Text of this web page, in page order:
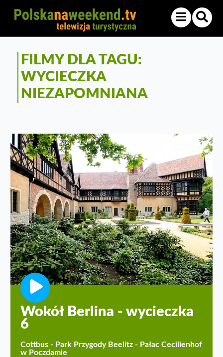
FILMY DLA TAGU:
WYCIECZKA
NIEZAPOMNIANA
Wokół Berlina - wycieczka
6
Cottbus - Park Przygody Beelitz - Pałac Cecilienhof
w Poczdamie